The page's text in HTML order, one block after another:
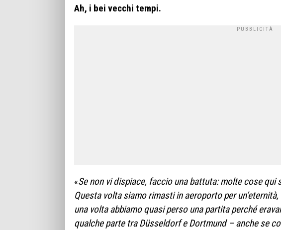
Ah, i bei vecchi tempi.
«Se non vi dispiace, faccio una battuta: molte cose
Questa volta siamo rimasti in aeroporto per
una volta abbiamo quasi perso una partita perché
qualche parte tra Düsseldorf e Dortmund – anche se